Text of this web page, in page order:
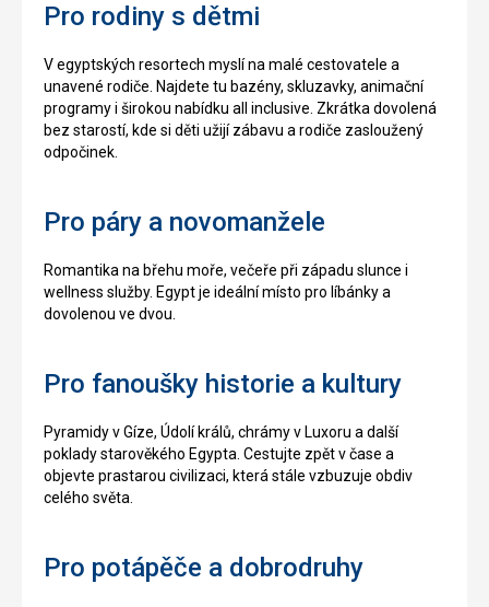
Pro rodiny s dětmi
V egyptských resortech myslí na malé cestovatele a
unavené rodiče. Najdete tu bazény, skluzavky, animační
programy i širokou nabídku all inclusive. Zkrátka dovolená
bez starostí, kde si děti užijí zábavu a rodiče zasloužený
odpočinek.
Pro páry a novomanžele
Romantika na břehu moře, večeře při západu slunce i
wellness služby. Egypt je ideální místo pro líbánky a
dovolenou ve dvou.
Pro fanoušky historie a kultury
Pyramidy v Gíze, Údolí králů, chrámy v Luxoru a další
poklady starověkého Egypta. Cestujte zpět v čase a
objevte prastarou civilizaci, která stále vzbuzuje obdiv
celého světa.
Pro potápěče a dobrodruhy